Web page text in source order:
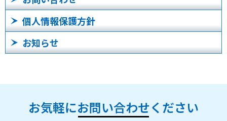
個人情報保護方針
お知らせ
お気軽にお問い合わせください